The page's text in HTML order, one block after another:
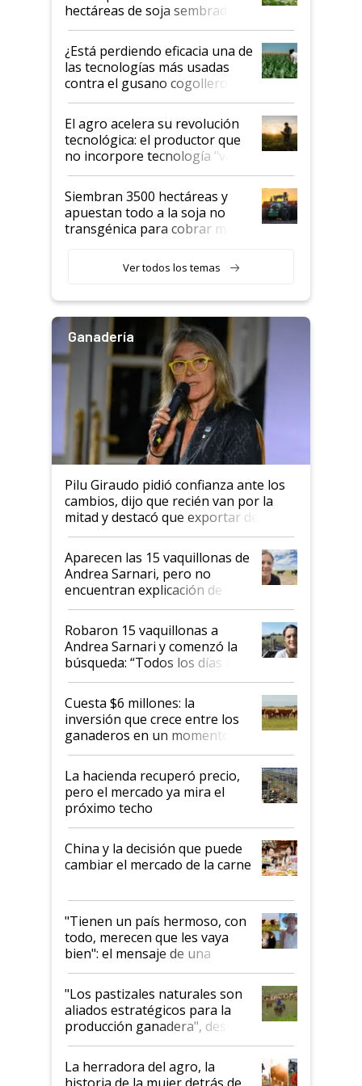
hectáreas de soja sembradas
con una nueva generación de
variedades que marcan un
salto tecnológico en genética y
rendimiento
¿Está perdiendo eficacia una de
las tecnologías más usadas
contra el gusano cogollero? El
desafío de una tecnología clave
El agro acelera su revolución
tecnológica: el productor que
no incorpore tecnología "va a
perder el tren"
Siembran 3500 hectáreas y
apuestan todo a la soja no
transgénica para cobrar más
Ver todos los temas
Ganadería
Pilu Giraudo pidió confianza ante los
cambios, dijo que recién van por la
mitad y destacó que exportar dejó de
ser "para unos pocos": "Tenemos un
mandato muy claro del gobierno
nacional"
Aparecen las 15 vaquillonas de
Andrea Sarnari, pero no
encuentran explicación de
cómo llegaron allí
Robaron 15 vaquillonas a
Andrea Sarnari y comenzó la
búsqueda: “Todos los días le
toca a algún productor”
Cuesta $6 millones: la
inversión que crece entre los
ganaderos en un momento
histórico para la actividad
La hacienda recuperó precio,
pero el mercado ya mira el
próximo techo
China y la decisión que puede
cambiar el mercado de la carne
"Tienen un país hermoso, con
todo, merecen que les vaya
bien": el mensaje de una
ganadera uruguaya sobre las
oportunidades que se abren
para el agro en Argentina, con
foco en la carne
"Los pastizales naturales son
aliados estratégicos para la
producción ganadera", destaca
la iniciativa que ya reúne a 46
establecimientos en Argentina
La herradora del agro, la